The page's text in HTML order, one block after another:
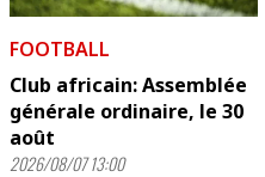
FOOTBALL
Club africain: Assemblée
générale ordinaire, le 30
août
2026/08/07 13:00